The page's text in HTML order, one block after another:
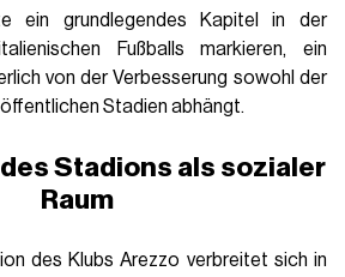
ein grundlegendes Kapitel in der
Fußballs markieren, ein
von der Verbesserung sowohl der
Stadien abhängt.
Stadions als sozialer
Raum
des Klubs Arezzo verbreitet sich in